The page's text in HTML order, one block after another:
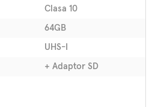
Clasa 10
64GB
UHS-I
+ Adaptor SD